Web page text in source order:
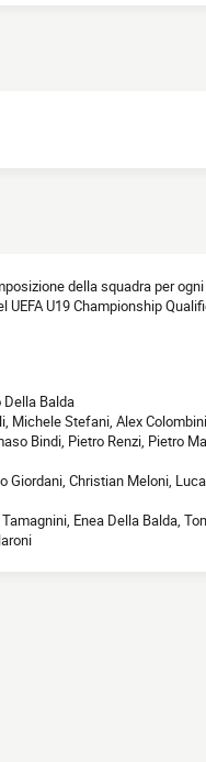
della squadra per
U19 Championship
Della Balda
Michele Stefani, Alex
Bindi, Pietro Renzi, Pietro
Giordani, Christian Meloni,
Enea Della Balda,